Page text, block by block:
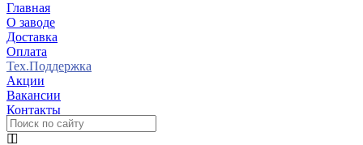
Главная
О заводе
Доставка
Оплата
Тех.Поддержка
Акции
Вакансии
Контакты